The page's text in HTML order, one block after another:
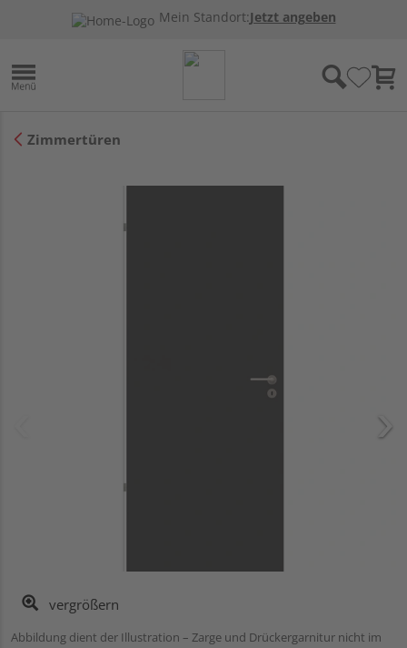
Mein Standort:Jetzt angeben
Zimmertüren
vergrößern
Abbildung dient der Illustration – Zarge und Drückergarnitur nicht im